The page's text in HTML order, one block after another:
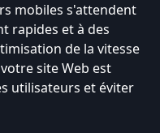
mobiles s'attendent
rapides et à des
de la vitesse
site Web est
utilisateurs et éviter